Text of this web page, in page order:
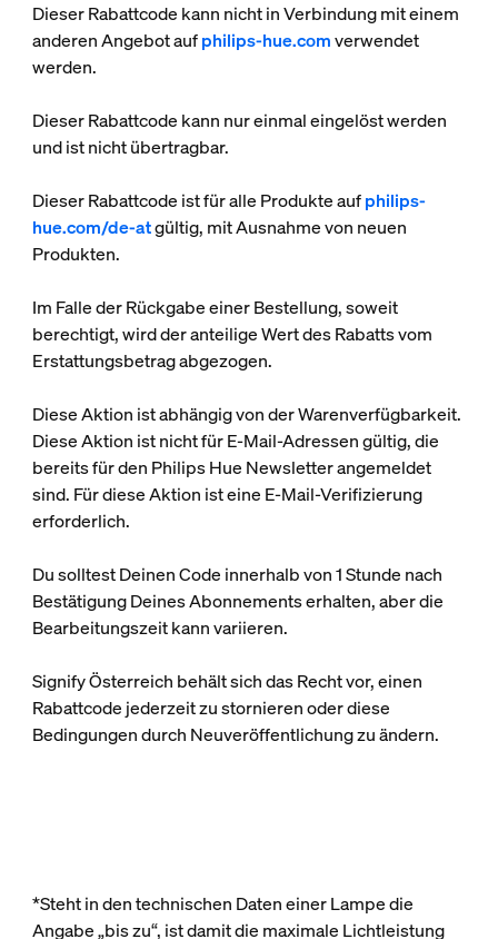
Dieser Rabattcode kann nicht in Verbindung mit einem
anderen Angebot aufphilips-hue.comverwendet
werden.
Dieser Rabattcode kann nur einmal eingelöst werden
und ist nicht übertragbar.
Dieser Rabattcode ist für alle Produkte aufphilips-
hue.com/de-atgültig, mit Ausnahme von neuen
Produkten.
Im Falle der Rückgabe einer Bestellung, soweit
berechtigt, wird der anteilige Wert des Rabatts vom
Erstattungsbetrag abgezogen.
Diese Aktion ist abhängig von der Warenverfügbarkeit.
Diese Aktion ist nicht für E-Mail-Adressen gültig, die
bereits für den Philips Hue Newsletter angemeldet
sind. Für diese Aktion ist eine E-Mail-Verifizierung
erforderlich.
Du solltest Deinen Code innerhalb von 1 Stunde nach
Bestätigung Deines Abonnements erhalten, aber die
Bearbeitungszeit kann variieren.
Signify Österreich behält sich das Recht vor, einen
Rabattcode jederzeit zu stornieren oder diese
Bedingungen durch Neuveröffentlichung zu ändern.
*Steht in den technischen Daten einer Lampe die
Angabe „bis zu“, ist damit die maximale Lichtleistung